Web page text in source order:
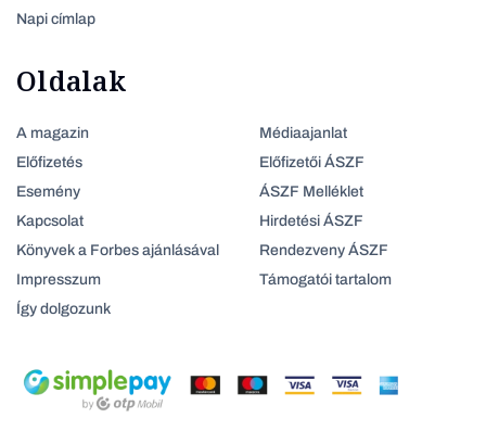
Napi címlap
Oldalak
A magazin
Előfizetés
Esemény
Kapcsolat
Könyvek a Forbes ajánlásával
Impresszum
Így dolgozunk
Médiaajanlat
Előfizetői ÁSZF
ÁSZF Melléklet
Hirdetési ÁSZF
Rendezveny ÁSZF
Támogatói tartalom